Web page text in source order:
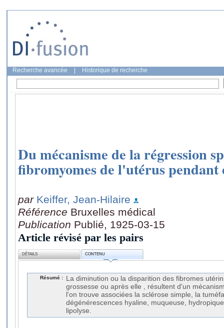
Recherche avancée Historique de recherche
Du mécanisme de la régression
fibromyomes de l'utérus pendant
par Keiffer, Jean-Hilaire
Référence Bruxelles médical
Publication Publié, 1925-03-15
Article révisé par les pairs
DÉTAILS CONTENU
Résumé :
La diminution ou la disparition des fibromes
grossesse ou après elle , résultent d'un
l'on trouve associées la sclérose simple, la
dégénérescences hyaline, muqueuse,
lipolyse.